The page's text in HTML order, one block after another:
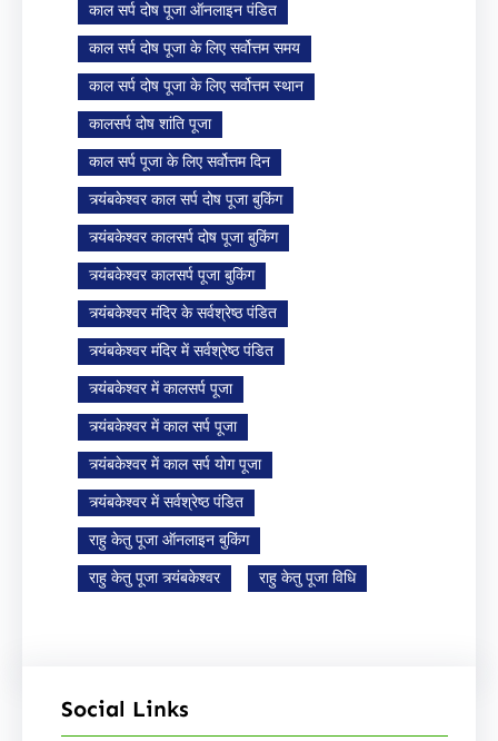
काल सर्प दोष पूजा ऑनलाइन पंडित
काल सर्प दोष पूजा के लिए सर्वोत्तम समय
काल सर्प दोष पूजा के लिए सर्वोत्तम स्थान
कालसर्प दोष शांति पूजा
काल सर्प पूजा के लिए सर्वोत्तम दिन
त्र्यंबकेश्वर काल सर्प दोष पूजा बुकिंग
त्र्यंबकेश्वर कालसर्प दोष पूजा बुकिंग
त्र्यंबकेश्वर कालसर्प पूजा बुकिंग
त्र्यंबकेश्वर मंदिर के सर्वश्रेष्ठ पंडित
त्र्यंबकेश्वर मंदिर में सर्वश्रेष्ठ पंडित
त्र्यंबकेश्वर में कालसर्प पूजा
त्र्यंबकेश्वर में काल सर्प पूजा
त्र्यंबकेश्वर में काल सर्प योग पूजा
त्र्यंबकेश्वर में सर्वश्रेष्ठ पंडित
राहु केतु पूजा ऑनलाइन बुकिंग
राहु केतु पूजा त्र्यंबकेश्वर
राहु केतु पूजा विधि
Social Links